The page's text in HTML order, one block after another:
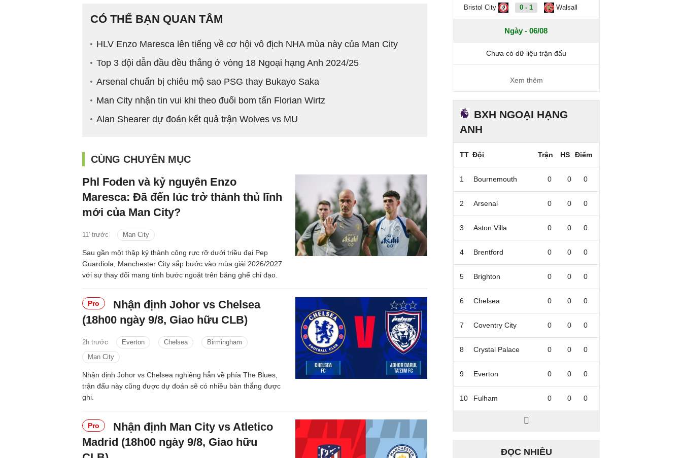
CÓ THỂ BẠN QUAN TÂM
HLV Enzo Maresca lên tiếng về cơ hội vô địch NHA mùa này của Man City
Top 3 đội dẫn đầu đều thắng ở vòng 18 Ngoại hạng Anh 2024/25
Arsenal chuẩn bị chiêu mộ sao PSG thay Bukayo Saka
Man City nhận tin vui khi theo đuổi bom tấn Florian Wirtz
Alan Shearer dự đoán kết quả trận Wolves vs MU
CÙNG CHUYÊN MỤC
Phl Foden và kỷ nguyên Enzo
Maresca: Đã đến lúc trở thành thủ lĩnh
mới của Man City?
11' trước Man City
Sau gần một thập kỷ thành công rực rỡ dưới triều đại Pep
Guardiola, Manchester City sắp bước vào mùa giải 2026/2027
với sự thay đổi mang tính bước ngoặt trên băng ghế chỉ đạo.
Pro
Nhận định Johor vs Chelsea
(18h00 ngày 9/8, Giao hữu CLB)
2h trước Everton Chelsea
Birmingham
Man City
Nhận định Johor vs Chelsea nghiêng hẳn về phía The Blues,
trận đấu này cũng được dự đoán sẽ có nhiều bàn thắng được
ghi.
Pro
Nhận định Man City vs Atletico
Madrid (18h00 ngày 9/8, Giao hữu
Bristol City 0 - 1 Walsall
Ngày - 06/08
Chưa có dữ liệu trận đấu
Xem thêm
BXH NGOẠI HẠNG
ANH
TT Đội Trận HS Điểm
1 Bournemouth 0 0 0
2 Arsenal 0 0 0
3 Aston Villa 0 0 0
4 Brentford 0 0 0
5 Brighton 0 0 0
6 Chelsea 0 0 0
7 Coventry City 0 0 0
8 Crystal Palace 0 0 0
9 Everton 0 0 0
10 Fulham 0 0 0
ĐỌC NHIỀU